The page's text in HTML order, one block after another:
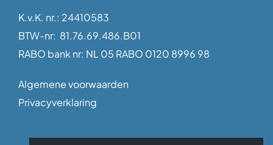
K.v.K. nr.: 24410583
BTW-nr: 81.76.69.486.B01
RABO bank nr: NL 05 RABO 0120 8996 98
Algemene voorwaarden
Privacyverklaring